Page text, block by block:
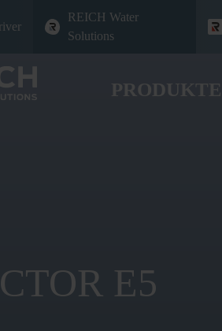
REICH Water
Solutions
PRODUKTE
E5